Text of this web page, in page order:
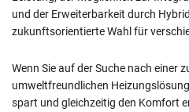
und der Erweiterbarkeit durch
zukunftsorientierte Wahl für
Wenn Sie auf der Suche nach einer
umweltfreundlichen
spart und gleichzeitig den Komfort